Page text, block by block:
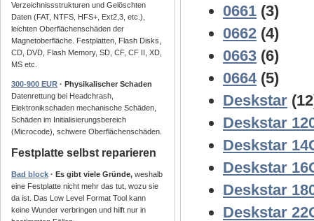
Verzeichnissstrukturen und Gelöschten
Daten (FAT, NTFS, HFS+, Ext2,3, etc.),
leichten Oberflächenschäden der
Magnetoberfläche. Festplatten, Flash Disks,
CD, DVD, Flash Memory, SD, CF, CF II, XD,
MS etc.
300-900 EUR · Physikalischer Schaden
Datenrettung bei Headchrash,
Elektronikschaden mechanische Schäden,
Schäden im Initialisierungsbereich
(Microcode), schwere Oberflächenschäden.
Festplatte selbst reparieren
Bad block · Es gibt viele Gründe, weshalb
eine Festplatte nicht mehr das tut, wozu sie
da ist. Das Low Level Format Tool kann
keine Wunder verbringen und hilft nur in
0661 (3)
0662 (4)
0663 (6)
0664 (5)
Deskstar
Deskstar
Deskstar
Deskstar
Deskstar
Deskstar